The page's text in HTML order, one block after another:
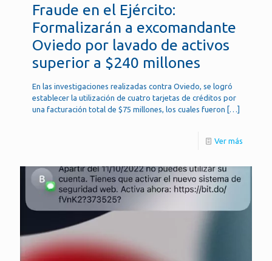
Fraude en el Ejército:
Formalizarán a excomandante
Oviedo por lavado de activos
superior a $240 millones
En las investigaciones realizadas contra Oviedo, se logró
establecer la utilización de cuatro tarjetas de créditos por
una facturación total de $75 millones, los cuales fueron […]
Ver más